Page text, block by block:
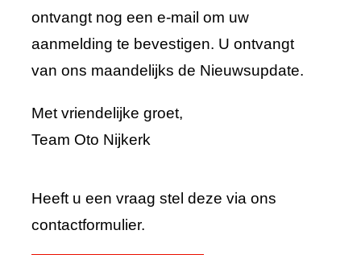
ontvangt nog een e-mail om uw
aanmelding te bevestigen. U ontvangt
van ons maandelijks de Nieuwsupdate.
Met vriendelijke groet,
Team Oto Nijkerk
Heeft u een vraag stel deze via ons
contactformulier.